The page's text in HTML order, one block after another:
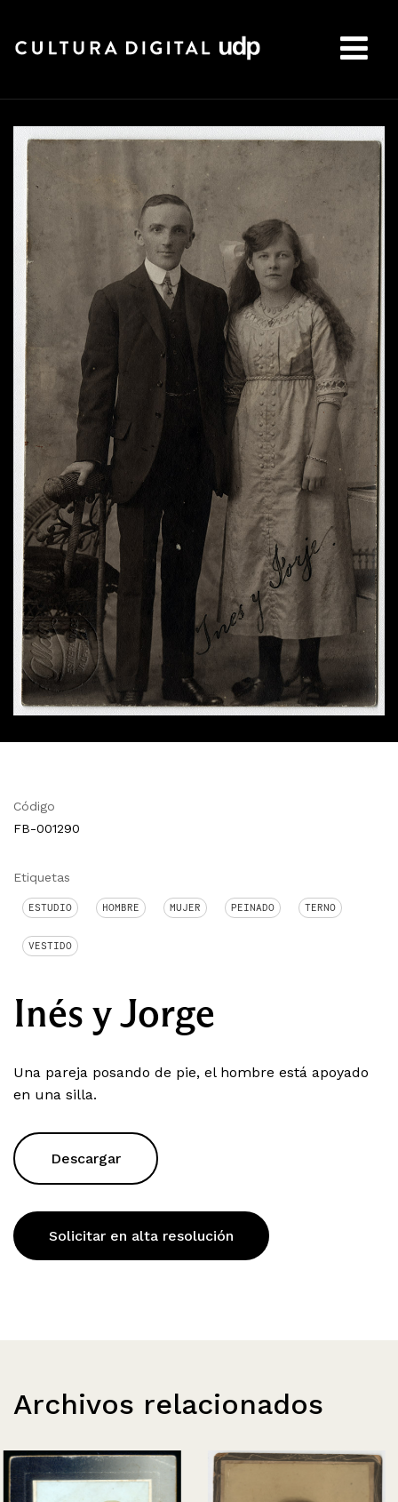
Código
FB-001290
Etiquetas
ESTUDIO HOMBRE MUJER PEINADO TERNO
VESTIDO
Inés y Jorge
Una pareja posando de pie, el hombre está apoyado
en una silla.
Descargar
Solicitar en alta resolución
Archivos relacionados